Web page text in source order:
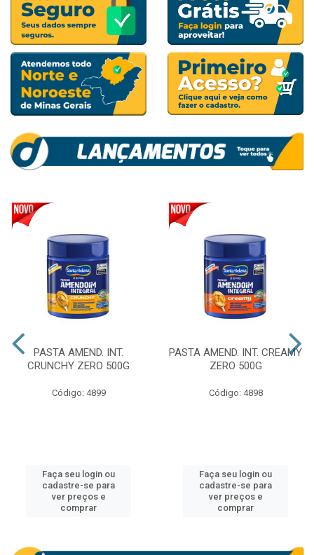
PASTA AMEND. INT.
CRUNCHY ZERO 500G
Código: 4899
Faça seu login ou
cadastre-se para
ver preços e
comprar
PASTA AMEND. INT. CREAMY
ZERO 500G
Código: 4898
Faça seu login ou
cadastre-se para
ver preços e
comprar